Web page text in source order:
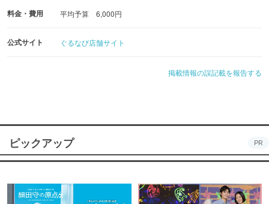
料金・費用 平均予算 6,000円
公式サイト ぐるなび店舗サイト
掲載情報の誤記載を報告する
ピックアップ PR